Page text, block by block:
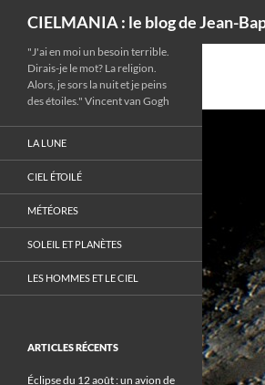
CIELMANIA : le blog de Jean-
"J'ai en moi un besoin terrible.
Dirais-je le mot? La religion.
Alors, je sors la nuit et je peins
des étoiles." Vincent van Gogh
LA LUNE
CIEL ÉTOILÉ
MÉTÉORES
SOLEIL ET PLANÈTES
LES HOMMES ET LE CIEL
ARTICLES RÉCENTS
Éclipse du 12 août : un avion de